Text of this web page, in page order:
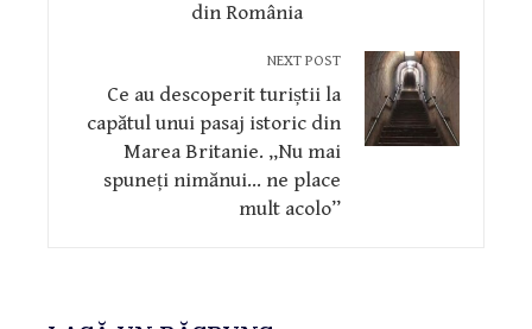
din România
NEXT POST
Ce au descoperit turiștii la
capătul unui pasaj istoric din
Marea Britanie. „Nu mai
spuneți nimănui… ne place
mult acolo”